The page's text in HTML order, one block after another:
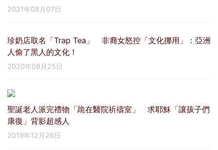
2021年08月07日
珍奶店取名「Trap Tea」 非裔女怒控「文化挪用」：亞洲
人偷了黑人的文化！
2020年08月25日
聖誕老人派完禮物「跪在醫院祈禱室」 求耶穌「讓孩子們
康復」背影超感人
2019年12月26日